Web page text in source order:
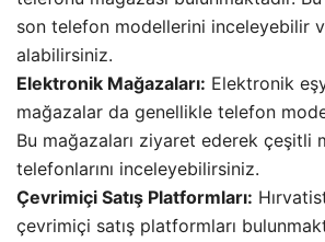
son telefon modellerini inceleyebilir
alabilirsiniz.
Elektronik Mağazaları: Elektronik
mağazalar da genellikle telefon
Bu mağazaları ziyaret ederek çeşitli
telefonlarını inceleyebilirsiniz.
Çevrimiçi Satış Platformları:
çevrimiçi satış platformları